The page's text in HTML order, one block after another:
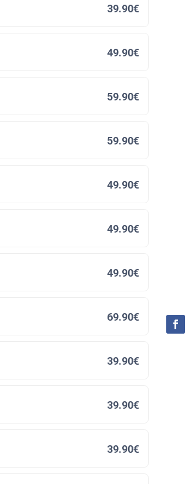
39.90€
49.90€
59.90€
59.90€
49.90€
49.90€
49.90€
69.90€
39.90€
39.90€
39.90€